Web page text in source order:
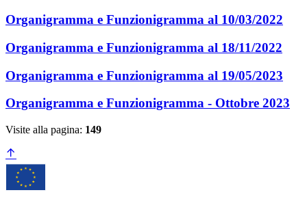
Organigramma e Funzionigramma al 10/03/2022
Organigramma e Funzionigramma al 18/11/2022
Organigramma e Funzionigramma al 19/05/2023
Organigramma e Funzionigramma - Ottobre 2023
Visite alla pagina: 149